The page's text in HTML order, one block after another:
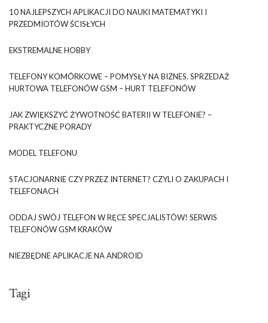
10 NAJLEPSZYCH APLIKACJI DO NAUKI MATEMATYKI I
PRZEDMIOTÓW ŚCISŁYCH
EKSTREMALNE HOBBY
TELEFONY KOMÓRKOWE – POMYSŁY NA BIZNES. SPRZEDAŻ
HURTOWA TELEFONÓW GSM – HURT TELEFONÓW
JAK ZWIĘKSZYĆ ŻYWOTNOŚĆ BATERII W TELEFONIE? –
PRAKTYCZNE PORADY
MODEL TELEFONU
STACJONARNIE CZY PRZEZ INTERNET? CZYLI O ZAKUPACH I
TELEFONACH
ODDAJ SWÓJ TELEFON W RĘCE SPECJALISTÓW! SERWIS
TELEFONÓW GSM KRAKÓW
NIEZBĘDNE APLIKACJE NA ANDROID
Tagi